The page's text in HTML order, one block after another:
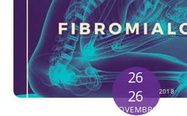
26
26
NOVEMBRO
2018